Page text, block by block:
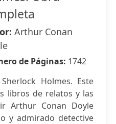
Arthur Conan
de Páginas: 1742
Holmes. Este
libros de relatos y las
Arthur Conan Doyle
y admirado detective